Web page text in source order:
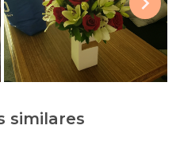
similares